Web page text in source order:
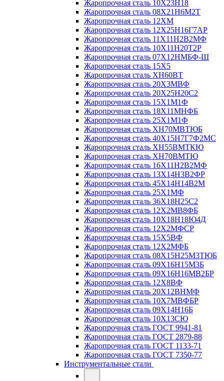
Жаропрочная сталь 10Х23Н18
Жаропрочная сталь 08Х21Н6М2Т
Жаропрочная сталь 12ХМ
Жаропрочная сталь 12Х25Н16Г7АР
Жаропрочная сталь 11Х11Н2В2МФ
Жаропрочная сталь 10Х11Н20Т2Р
Жаропрочная сталь 07Х12НМБФ-Ш
Жаропрочная сталь 15Х5
Жаропрочная сталь ХН60ВТ
Жаропрочная сталь 20Х3МВФ
Жаропрочная сталь 20Х25Н20С2
Жаропрочная сталь 15Х1М1Ф
Жаропрочная сталь 18Х11МНФБ
Жаропрочная сталь 25Х1М1Ф
Жаропрочная сталь ХН70МВТЮБ
Жаропрочная сталь 40Х15Н7Г7Ф2МС
Жаропрочная сталь ХН55ВМТКЮ
Жаропрочная сталь ХН70ВМТЮ
Жаропрочная сталь 16Х11Н2В2МФ
Жаропрочная сталь 13Х14Н3В2ФР
Жаропрочная сталь 45Х14Н14В2М
Жаропрочная сталь 25Х1МФ
Жаропрочная сталь 36Х18Н25С2
Жаропрочная сталь 12Х2МВ8ФБ
Жаропрочная сталь 10Х18Н18Ю4Д
Жаропрочная сталь 12Х2МФСР
Жаропрочная сталь 15Х5ВФ
Жаропрочная сталь 12Х2МФБ
Жаропрочная сталь 08Х15Н25М3ТЮБ
Жаропрочная сталь 09Х16Н15М3Б
Жаропрочная сталь 09Х16Н16МВ2БР
Жаропрочная сталь 12Х8ВФ
Жаропрочная сталь 20Х12ВНМФ
Жаропрочная сталь 10Х7МВФБР
Жаропрочная сталь 09Х14Н16Б
Жаропрочная сталь 10Х13СЮ
Жаропрочная сталь ГОСТ 9941-81
Жаропрочная сталь ГОСТ 2879-88
Жаропрочная сталь ГОСТ 1133-71
Жаропрочная сталь ГОСТ 7350-77
Инструментальные стали